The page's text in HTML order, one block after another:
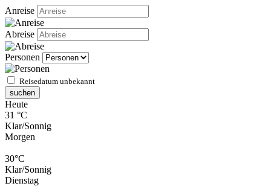
Anreise
Abreise
Personen
Reisedatum unbekannt
suchen
Heute
31 °C
Klar/Sonnig
Morgen
30°C
Klar/Sonnig
Dienstag